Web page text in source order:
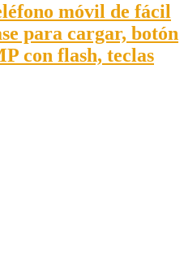
móvil de fácil
para cargar, botón
con flash, teclas